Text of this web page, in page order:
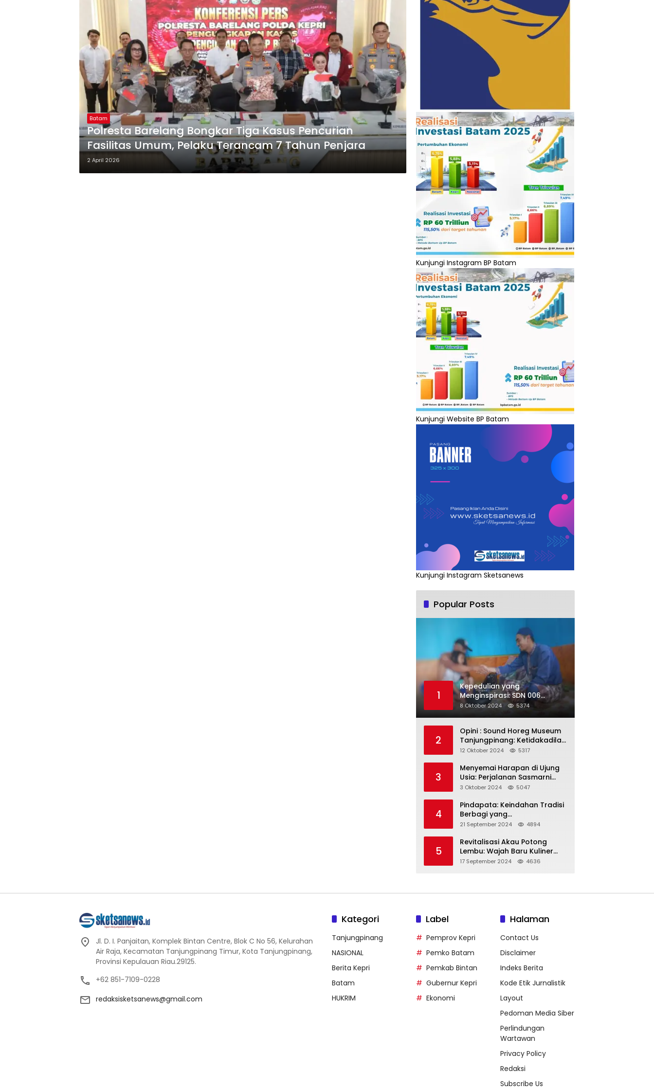
Batam
Polresta Barelang Bongkar Tiga Kasus Pencurian
Fasilitas Umum, Pelaku Terancam 7 Tahun Penjara
2 April 2026
Kunjungi Instagram BP Batam
Kunjungi Website BP Batam
Kunjungi Instagram Sketsanews
Popular Posts
1
Kepedulian yang
Menginspirasi: SDN 006
Merawang Gelar Program
“Berbagi Segenggam Beras”
8 Oktober 2024 5374
2
Opini : Sound Horeg Museum
Tanjungpinang: Ketidakadilan
dalam Representasi
12 Oktober 2024 5317
3
Menyemai Harapan di Ujung
Usia: Perjalanan Sasmarni
dalam Menyentuh Hati dan
3 Oktober 2024 5047
4
Pindapata: Keindahan Tradisi
Berbagi yang
Menghubungkan Umat dalam
Kebersamaan dalam Agama
Buddha
21 September 2024 4894
5
Revitalisasi Akau Potong
Lembu: Wajah Baru Kuliner
Legendaris Tanjungpinang
17 September 2024 4636
Jl. D. I. Panjaitan, Komplek Bintan Centre, Blok C No 56, Kelurahan
Air Raja, Kecamatan Tanjungpinang Timur, Kota Tanjungpinang,
Provinsi Kepulauan Riau.29125.
+62 851-7109-0228
redaksisketsanews@gmail.com
Kategori
Tanjungpinang
NASIONAL
Berita Kepri
Batam
HUKRIM
Label
Pemprov Kepri
Pemko Batam
Pemkab Bintan
Gubernur Kepri
Ekonomi
Halaman
Contact Us
Disclaimer
Indeks Berita
Kode Etik Jurnalistik
Layout
Pedoman Media Siber
Perlindungan
Wartawan
Privacy Policy
Redaksi
Subscribe Us